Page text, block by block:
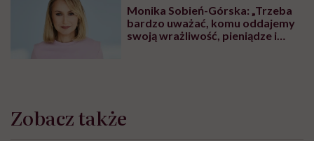
Monika Sobień-Górska: „Trzeba
bardzo uważać, komu oddajemy
swoją wrażliwość, pieniądze i
Zobacz także